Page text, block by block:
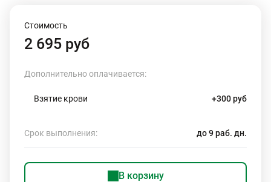
Стоимость
2 695 руб
Дополнительно оплачивается:
Взятие крови +300 руб
Срок выполнения: до 9 раб. дн.
В корзину